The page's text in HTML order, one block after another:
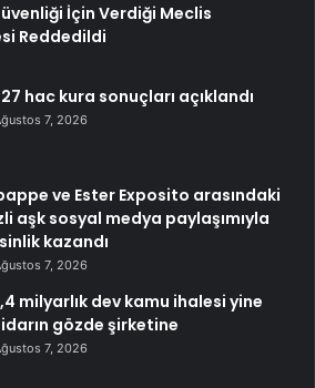
İçin Verdiği Meclis
Reddedildi
hac kura sonuçları açıklandı
7, 2026
ve Ester Exposito arasındaki
aşk sosyal medya paylaşımıyla
kazandı
7, 2026
milyarlık dev kamu ihalesi yine
gözde şirketine
7, 2026